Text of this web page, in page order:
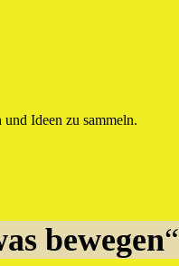
Ideen zu sammeln.
bewegen“